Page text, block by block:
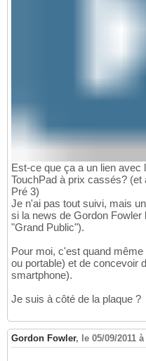
Est-ce que ça a un lien
TouchPad à prix cassés?
Pré 3)
Je n'ai pas tout suivi, mais
si la news de Gordon
"Grand Public").
Pour moi, c'est quand
ou portable) et de concevoir
smartphone).
Je suis à côté de la plaque ?
Gordon Fowler, le 05/09/2011